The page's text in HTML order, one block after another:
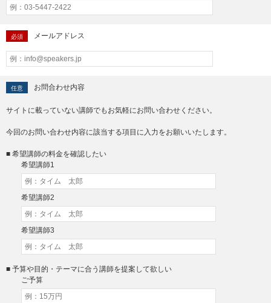
必須 メールアドレス
任意 お問合わせ内容
サイトに載っていない講師でもお気軽にお問い合わせください。
今回のお問い合わせ内容に該当する項目に入力をお願いいたします。
■ 希望講師の料金を確認したい
希望講師1
希望講師2
希望講師3
■ 予算や目的・テーマに合う講師を提案して欲しい
ご予算